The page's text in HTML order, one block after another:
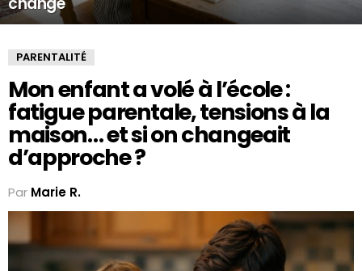
PARENTALITÉ
Mon enfant a volé à l’école :
fatigue parentale, tensions à la
maison… et si on changeait
d’approche ?
Par Marie R.